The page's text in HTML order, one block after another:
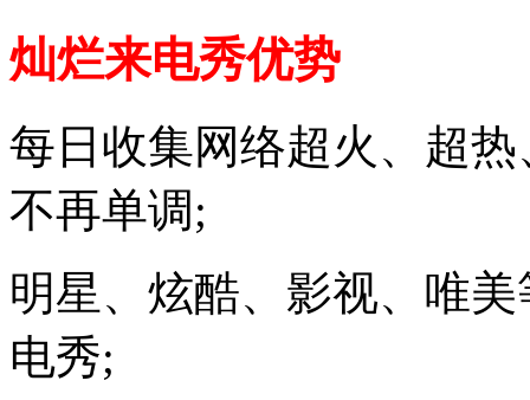
灿烂来电秀优势
每日收集网络超火、超
不再单调;
明星、炫酷、影视、唯
电秀;